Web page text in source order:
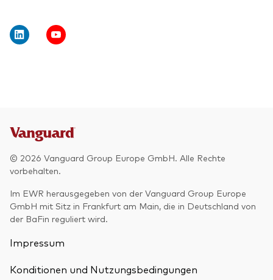
© 2026 Vanguard Group Europe GmbH. Alle Rechte
vorbehalten.
Im EWR herausgegeben von der Vanguard Group Europe
GmbH mit Sitz in Frankfurt am Main, die in Deutschland von
der BaFin reguliert wird.
Impressum
Konditionen und Nutzungsbedingungen